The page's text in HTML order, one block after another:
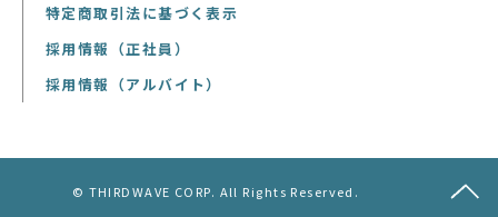
特定商取引法に基づく表示
採用情報（正社員）
採用情報（アルバイト）
© THIRDWAVE CORP. All Rights Reserved.